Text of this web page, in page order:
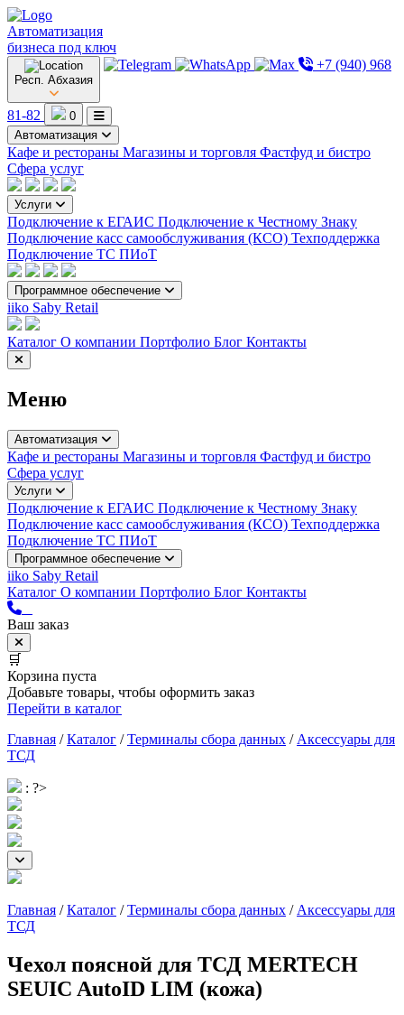
Автоматизация
бизнеса под ключ
Респ. Абхазия
+7 (940) 968
81-82
0
Автоматизация
Кафе и рестораны Магазины и торговля Фастфуд и бистро
Сфера услуг
Услуги
Подключение к ЕГАИС Подключение к Честному Знаку
Подключение касс самообслуживания (КСО) Техподдержка
Подключение ТС ПИоТ
Программное обеспечение
iiko Saby Retail
Каталог О компании Портфолио Блог Контакты
Меню
Автоматизация
Кафе и рестораны Магазины и торговля Фастфуд и бистро
Сфера услуг
Услуги
Подключение к ЕГАИС Подключение к Честному Знаку
Подключение касс самообслуживания (КСО) Техподдержка
Подключение ТС ПИоТ
Программное обеспечение
iiko Saby Retail
Каталог О компании Портфолио Блог Контакты
Ваш заказ
🛒
Корзина пуста
Добавьте товары, чтобы оформить заказ
Перейти в каталог
Главная /Каталог /Терминалы сбора данных / Аксессуары для
ТСД
: ?>
Главная /Каталог /Терминалы сбора данных / Аксессуары для
ТСД
Чехол поясной для ТСД MERTECH
SEUIC AutoID LIM (кожа)